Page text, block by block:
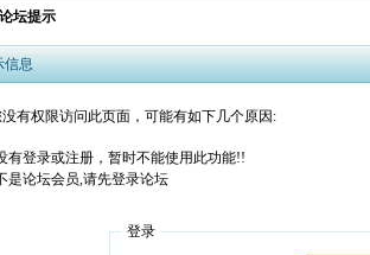
坛提示
信息
有权限访问此页面，可能有如下几个原因:
有登录或注册，暂时不能使用此功能!!
是论坛会员,请先登录论坛
登录